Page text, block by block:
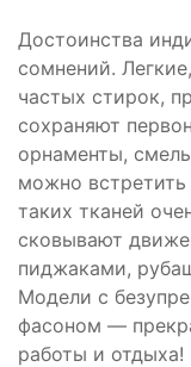
Достоинства
сомнений.
частых стирок,
сохраняют
орнаменты,
можно
таких тканей
сковывают
пиджаками,
Модели с
фасоном —
работы и отдыха!